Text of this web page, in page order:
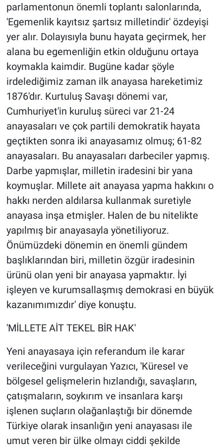
parlamentonun önemli toplantı salonlarında,
'Egemenlik kayıtsız şartsız milletindir' özdeyişi
yer alır. Dolayısıyla bunu hayata geçirmek, her
alana bu egemenliğin etkin olduğunu ortaya
koymakla kaimdir. Bugüne kadar şöyle
irdelediğimiz zaman ilk anayasa hareketimiz
1876'dır. Kurtuluş Savaşı dönemi var,
Cumhuriyet'in kuruluş süreci var 21-24
anayasaları ve çok partili demokratik hayata
geçtikten sonra iki anayasamız olmuş; 61-82
anayasaları. Bu anayasaları darbeciler yapmış.
Darbe yapmışlar, milletin iradesini bir yana
koymuşlar. Millete ait anayasa yapma hakkını o
hakkı nerden aldılarsa kullanmak suretiyle
anayasa inşa etmişler. Halen de bu nitelikte
yapılmış bir anayasayla yönetiliyoruz.
Önümüzdeki dönemin en önemli gündem
başlıklarından biri, milletin özgür iradesinin
ürünü olan yeni bir anayasa yapmaktır. İyi
işleyen ve kurumsallaşmış demokrasi en büyük
kazanımımızdır' diye konuştu.
'MİLLETE AİT TEKEL BİR HAK'
Yeni anayasaya için referandum ile karar
verileceğini vurgulayan Yazıcı, 'Küresel ve
bölgesel gelişmelerin hızlandığı, savaşların,
çatışmaların, soykırım ve insanlara karşı
işlenen suçların olağanlaştığı bir dönemde
Türkiye olarak insanlığın yeni anayasası ile
umut veren bir ülke olmayı ciddi şekilde
Yerel Yaşam
Canlı Yayın